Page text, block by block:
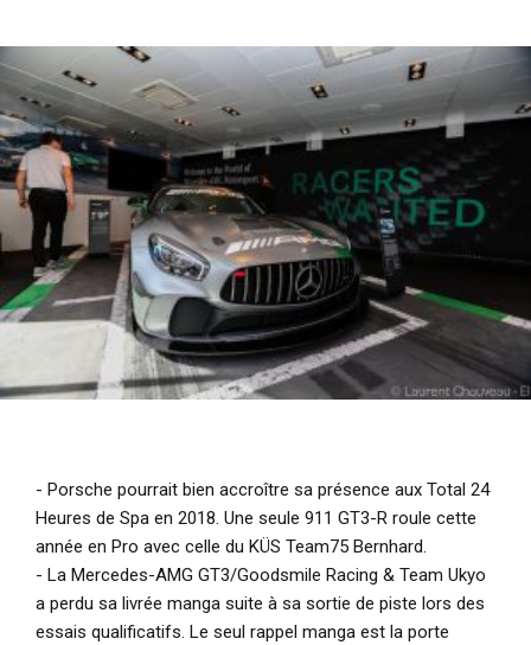
- Porsche pourrait bien accroître sa présence aux Total 24
Heures de Spa en 2018. Une seule 911 GT3-R roule cette
année en Pro avec celle du KÜS Team75 Bernhard.
- La Mercedes-AMG GT3/Goodsmile Racing & Team Ukyo
a perdu sa livrée manga suite à sa sortie de piste lors des
essais qualificatifs. Le seul rappel manga est la porte